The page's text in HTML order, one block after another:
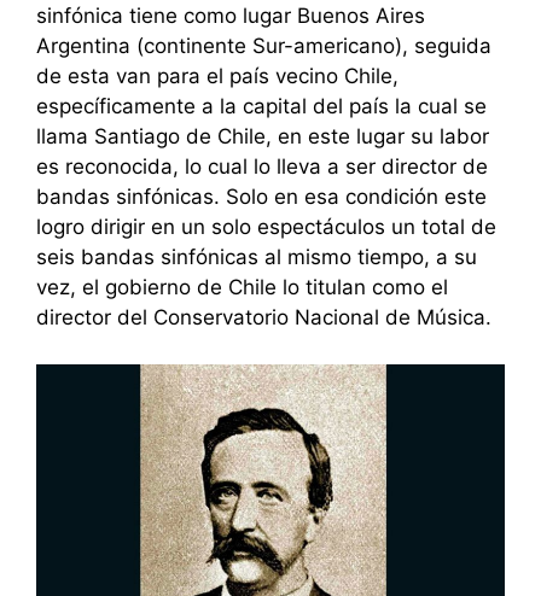
sinfónica tiene como lugar Buenos Aires
Argentina (continente Sur-americano), seguida
de esta van para el país vecino Chile,
específicamente a la capital del país la cual se
llama Santiago de Chile, en este lugar su labor
es reconocida, lo cual lo lleva a ser director de
bandas sinfónicas. Solo en esa condición este
logro dirigir en un solo espectáculos un total de
seis bandas sinfónicas al mismo tiempo, a su
vez, el gobierno de Chile lo titulan como el
director del Conservatorio Nacional de Música.